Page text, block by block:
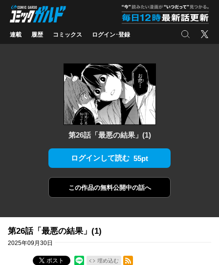
コミックガルド
連載 履歴 コミックス ログイン･登録 検索 X
第26話「最悪の結果」(1)
ログインして読む 55pt
この作品の無料公開中の話へ
第26話「最悪の結果」(1)
2025年09月30日
ポスト 埋め込む
RSSフィード